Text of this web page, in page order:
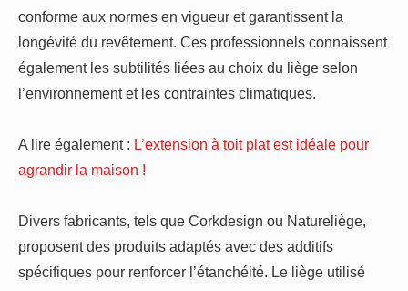
conforme aux normes en vigueur et garantissent la
longévité du revêtement. Ces professionnels connaissent
également les subtilités liées au choix du liège selon
l’environnement et les contraintes climatiques.
A lire également : L’extension à toit plat est idéale pour
agrandir la maison !
Divers fabricants, tels que Corkdesign ou Natureliège,
proposent des produits adaptés avec des additifs
spécifiques pour renforcer l’étanchéité. Le liège utilisé